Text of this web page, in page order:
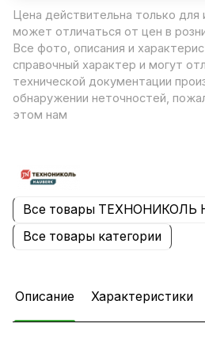
Цена действительна только для
может отличаться от цен в
Все фото, описания и
справочный характер и могут
технической документации
обнаружении неточностей,
этом нам
Все товары ТЕХНОНИКОЛЬ
Все товары категории
Описание Характеристики